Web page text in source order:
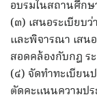
อบรมในสถานศึกษ
(๓) เสนอระเบียบ
และพิจารณา เสน
สอดคล้องกับกฎ ร
(๔) จัดทำทะเบียน
ตัดคะแนนความป